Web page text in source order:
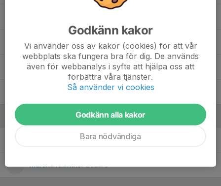
14. Kerlos Ibrahim
Lucas Issa
Tim Nevander Knutsson
Ledare
Cecilia LarssenLedare
Martina KromnérLedare
Godkänn kakor
Vi använder oss av kakor (cookies) för att vår
webbplats ska fungera bra för dig. De används
även för webbanalys i syfte att hjälpa oss att
förbättra våra tjänster.
Så använder vi cookies
Godkänn alla kakor
Bara nödvändiga